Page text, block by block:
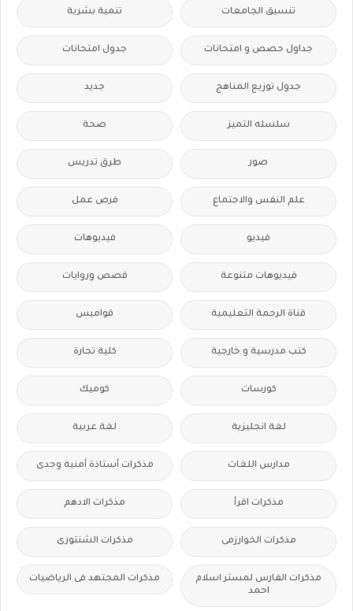
تنسيق الجامعات تنمية بشرية
جداول حصص و امتحانات جدول امتحانات
جدول توزيع المناهج جديد
سلسله التميز صحة
صور طرق تدريس
علم النفس والاجتماع فرص عمل
فيديو فيديوهات
فيديوهات متنوعة قصص وروايات
قناة الرحمة التعليمية قواميس
كتب مدرسية و خارجية كلية تجارة
كورسات كوميك
لغة انجليزية لغة عربية
مدارس اللغات مذكرات أستاذة أمنية وجدى
مذكرات اقرأ مذكرات الادهم
مذكرات الخوارزمى مذكرات الشنتورى
مذكرات الفارس لمستر اسلام
احمد
مذكرات المجتهد فى الرياضيات